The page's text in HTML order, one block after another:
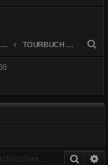
Konzerte mit "Verstärkung" TOURBUCH der Wuki´s
Suche